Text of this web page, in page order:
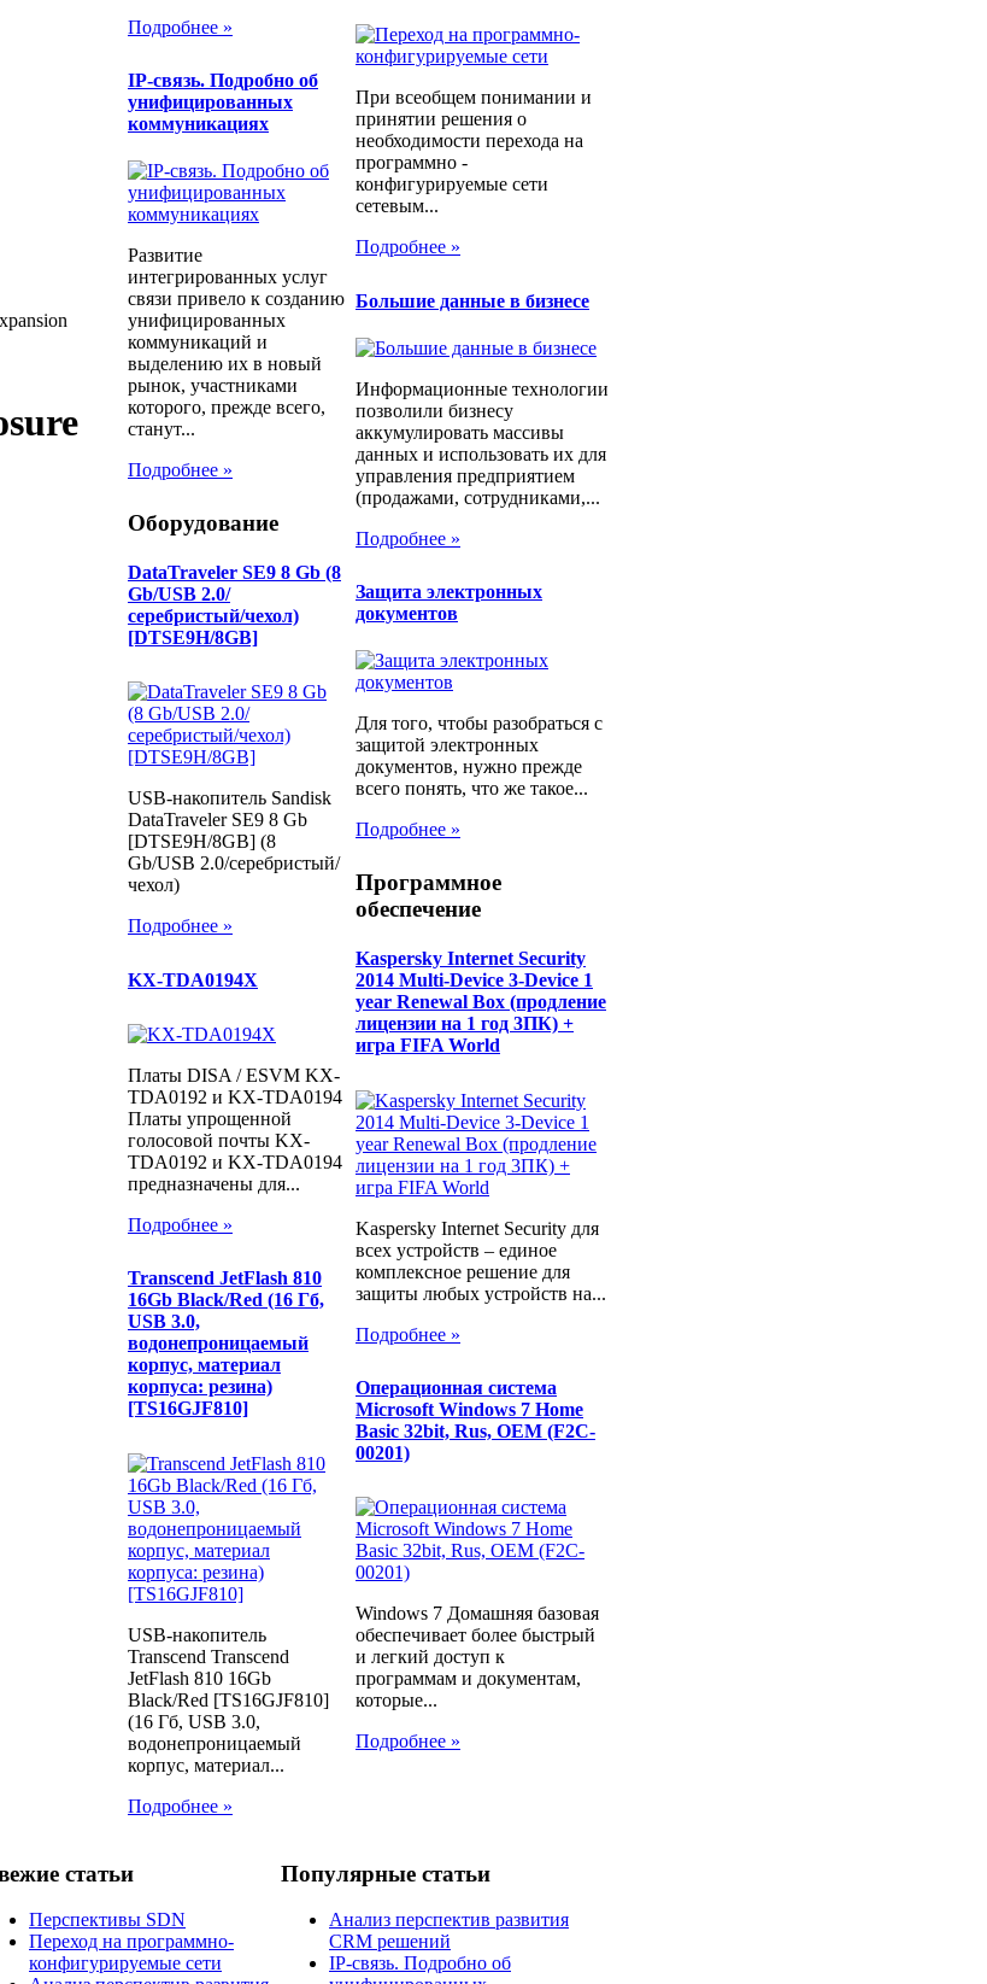
Подробнее »
IP-связь. Подробно об
унифицированных
коммуникациях
Развитие
интегрированных услуг
связи привело к созданию
унифицированных
коммуникаций и
выделению их в новый
рынок, участниками
которого, прежде всего,
станут...
Подробнее »
Оборудование
DataTraveler SE9 8 Gb (8
Gb/USB 2.0/
серебристый/чехол)
[DTSE9H/8GB]
USB-накопитель Sandisk
DataTraveler SE9 8 Gb
[DTSE9H/8GB] (8
Gb/USB 2.0/серебристый/
чехол)
Подробнее »
KX-TDA0194X
Платы DISA / ESVM KX-
TDA0192 и KX-TDA0194
Платы упрощенной
голосовой почты KX-
TDA0192 и KX-TDA0194
предназначены для...
Подробнее »
Transcend JetFlash 810
16Gb Black/Red (16 Гб,
USB 3.0,
водонепроницаемый
корпус, материал
корпуса: резина)
[TS16GJF810]
USB-накопитель
Transcend Transcend
JetFlash 810 16Gb
Black/Red [TS16GJF810]
(16 Гб, USB 3.0,
водонепроницаемый
корпус, материал...
Подробнее »
При всеобщем понимании и
принятии решения о
необходимости перехода на
программно -
конфигурируемые сети
сетевым...
Подробнее »
Большие данные в бизнесе
Информационные технологии
позволили бизнесу
аккумулировать массивы
данных и использовать их для
управления предприятием
(продажами, сотрудниками,...
Подробнее »
Защита электронных
документов
Для того, чтобы разобраться с
защитой электронных
документов, нужно прежде
всего понять, что же такое...
Подробнее »
Программное
обеспечение
Kaspersky Internet Security
2014 Multi-Device 3-Device 1
year Renewal Box (продление
лицензии на 1 год 3ПК) +
игра FIFA World
Kaspersky Internet Security для
всех устройств – единое
комплексное решение для
защиты любых устройств на...
Подробнее »
Операционная система
Microsoft Windows 7 Home
Basic 32bit, Rus, OEM (F2C-
00201)
Windows 7 Домашняя базовая
обеспечивает более быстрый
и легкий доступ к
программам и документам,
которые...
Подробнее »
статьи
Перспективы SDN
Переход на программно-
конфигурируемые сети
Популярные статьи
Анализ перспектив развития
CRM решений
IP-связь. Подробно об